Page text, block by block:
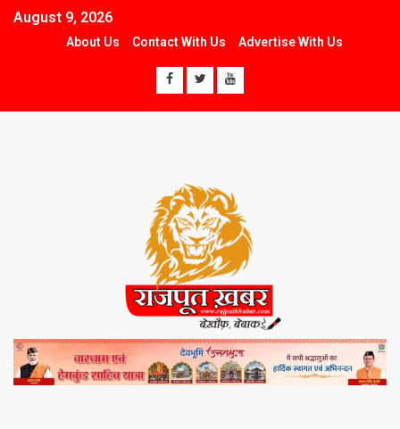
August 9, 2026
About Us Contact With Us Advertise With Us